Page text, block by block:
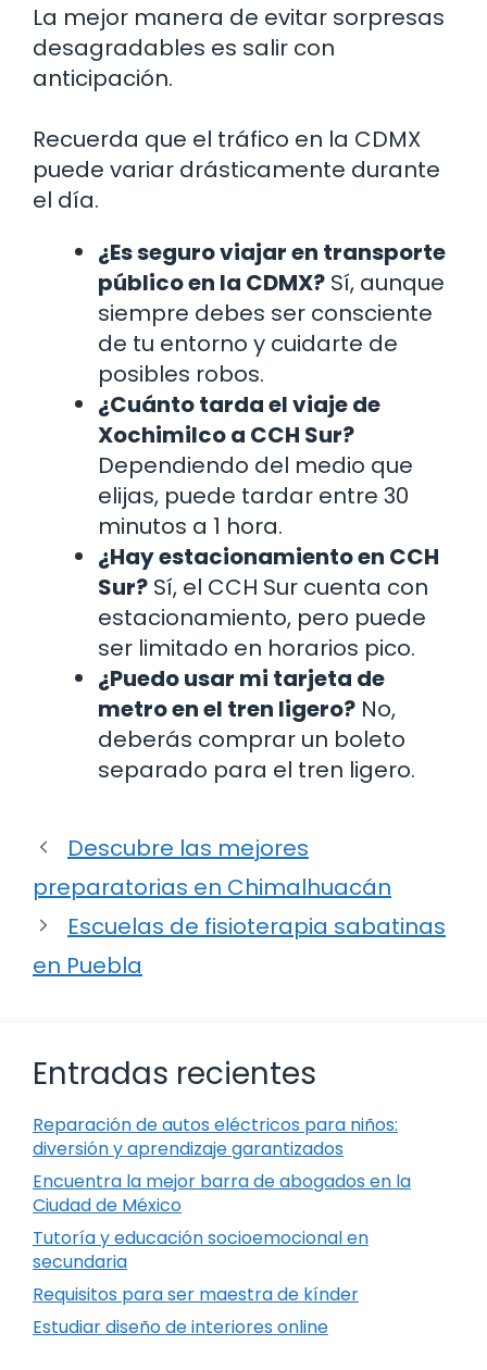
La mejor manera de evitar sorpresas
desagradables es salir con
anticipación.
Recuerda que el tráfico en la CDMX
puede variar drásticamente durante
el día.
¿Es seguro viajar en transporte
público en la CDMX? Sí, aunque
siempre debes ser consciente
de tu entorno y cuidarte de
posibles robos.
¿Cuánto tarda el viaje de
Xochimilco a CCH Sur?
Dependiendo del medio que
elijas, puede tardar entre 30
minutos a 1 hora.
¿Hay estacionamiento en CCH
Sur? Sí, el CCH Sur cuenta con
estacionamiento, pero puede
ser limitado en horarios pico.
¿Puedo usar mi tarjeta de
metro en el tren ligero? No,
deberás comprar un boleto
separado para el tren ligero.
Descubre las mejores
preparatorias en Chimalhuacán
Escuelas de fisioterapia sabatinas
en Puebla
Entradas recientes
Reparación de autos eléctricos para niños:
diversión y aprendizaje garantizados
Encuentra la mejor barra de abogados en la
Ciudad de México
Tutoría y educación socioemocional en
secundaria
Requisitos para ser maestra de kínder
Estudiar diseño de interiores online